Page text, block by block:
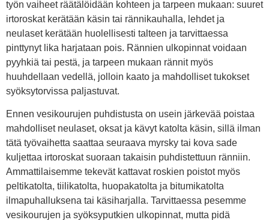
työn vaiheet räätälöidään kohteen ja tarpeen mukaan: suuret
irtoroskat kerätään käsin tai rännikauhalla, lehdet ja
neulaset kerätään huolellisesti talteen ja tarvittaessa
pinttynyt lika harjataan pois. Rännien ulkopinnat voidaan
pyyhkiä tai pestä, ja tarpeen mukaan rännit myös
huuhdellaan vedellä, jolloin kaato ja mahdolliset tukokset
syöksytorvissa paljastuvat.
Ennen vesikourujen puhdistusta on usein järkevää poistaa
mahdolliset neulaset, oksat ja kävyt katolta käsin, sillä ilman
tätä työvaihetta saattaa seuraava myrsky tai kova sade
kuljettaa irtoroskat suoraan takaisin puhdistettuun ränniin.
Ammattilaisemme tekevät kattavat roskien poistot myös
peltikatolta, tiilikatolta, huopakatolta ja bitumikatolta
ilmapuhalluksena tai käsiharjalla. Tarvittaessa pesemme
vesikourujen ja syöksyputkien ulkopinnat, mutta pidä